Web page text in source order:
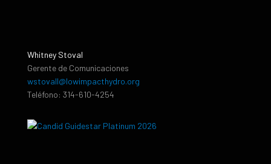
Whitney Stoval
Gerente de Comunicaciones
wstovall@lowimpacthydro.org
Teléfono: 314-610-4254